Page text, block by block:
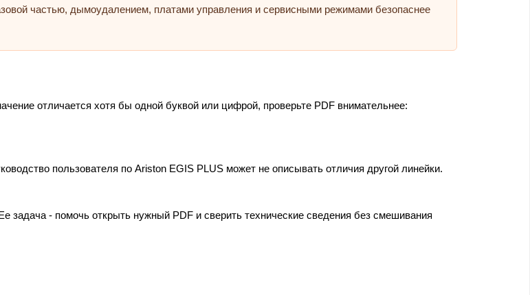
частью, дымоудалением, платами управления и сервисными режимами безопаснее
отличается хотя бы одной буквой или цифрой, проверьте PDF внимательнее:
пользователя по Ariston EGIS PLUS может не описывать отличия другой линейки.
задача - помочь открыть нужный PDF и сверить технические сведения без смешивания